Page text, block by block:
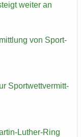
wei­ter an
von Sport­
Sport­wett­ver­mitt­
​Luther-Ring